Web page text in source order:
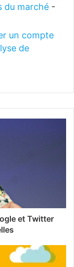
du marché -
un compte
de
et Twitter